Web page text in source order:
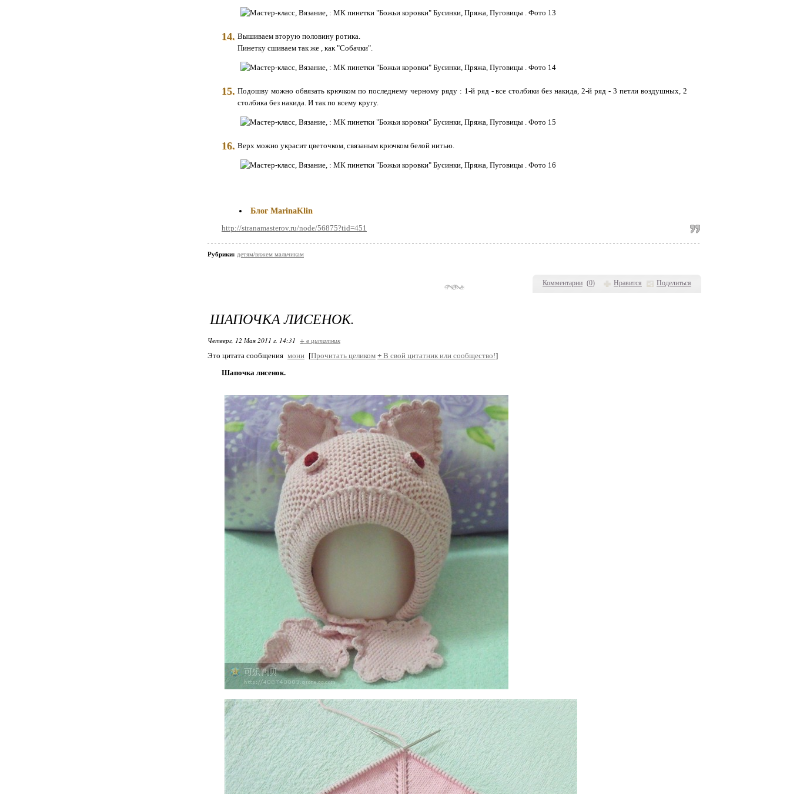
Комментарии (0) Нравится Поделиться
14. Вышиваем вторую половину ротика.
Пинетку сшиваем так же , как "Собачки".
15. Подошву можно обвязать крючком по последнему черному ряду : 1-й ряд - все столбики без накида, 2-й ряд - 3 петли воздушных, 2
столбика без накида. И так по всему кругу.
16. Верх можно украсит цветочком, связаным крючком белой нитью.
Блог MarinaKlin
http://stranamasterov.ru/node/56875?tid=451
Рубрики: детям/вяжем мальчикам
ШАПОЧКА ЛИСЕНОК.
Четверг, 12 Мая 2011 г. 14:31 + в цитатник
Это цитата сообщения мони [Прочитать целиком + В свой цитатник или сообщество!]
Шапочка лисенок.